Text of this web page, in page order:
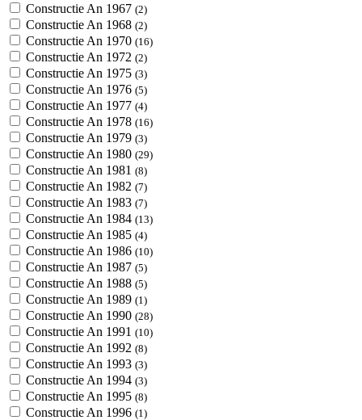
Constructie An 1967 (2)
Constructie An 1968 (2)
Constructie An 1970 (16)
Constructie An 1972 (2)
Constructie An 1975 (3)
Constructie An 1976 (5)
Constructie An 1977 (4)
Constructie An 1978 (16)
Constructie An 1979 (3)
Constructie An 1980 (29)
Constructie An 1981 (8)
Constructie An 1982 (7)
Constructie An 1983 (7)
Constructie An 1984 (13)
Constructie An 1985 (4)
Constructie An 1986 (10)
Constructie An 1987 (5)
Constructie An 1988 (5)
Constructie An 1989 (1)
Constructie An 1990 (28)
Constructie An 1991 (10)
Constructie An 1992 (8)
Constructie An 1993 (3)
Constructie An 1994 (3)
Constructie An 1995 (8)
Constructie An 1996 (1)